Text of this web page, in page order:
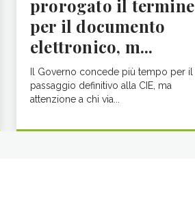
prorogato il termine
per il documento
elettronico, m...
Il Governo concede più tempo per il
passaggio definitivo alla CIE, ma
attenzione a chi via...